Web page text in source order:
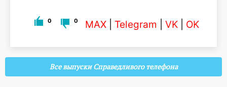
0 0 MAX Telegram VK OK
Все выпуски Справедливого телефона